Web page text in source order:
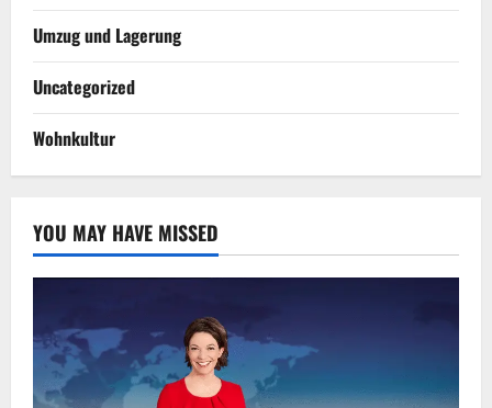
Umzug und Lagerung
Uncategorized
Wohnkultur
YOU MAY HAVE MISSED